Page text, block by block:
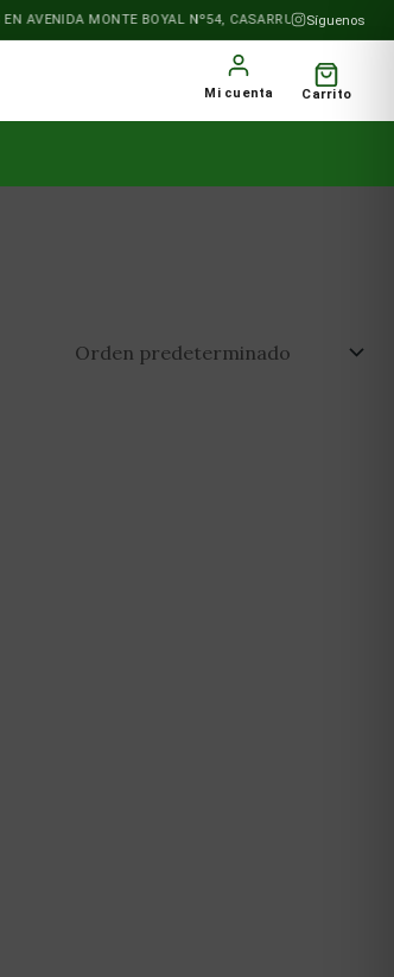
AVENIDA MONTE BOYAL Nº54, CASARRUBIOS DEL MONTE
Síguenos
Mi cuenta Carrito